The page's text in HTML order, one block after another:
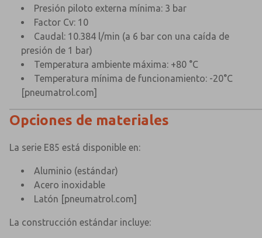
Presión piloto externa mínima: 3 bar
Factor Cv: 10
Caudal: 10.384 l/min (a 6 bar con una caída de
presión de 1 bar)
Temperatura ambiente máxima: +80 °C
Temperatura mínima de funcionamiento: -20°C
[pneumatrol.com]
Opciones de materiales
La serie E85 está disponible en:
Aluminio (estándar)
Acero inoxidable
Latón [pneumatrol.com]
La construcción estándar incluye:
×
×